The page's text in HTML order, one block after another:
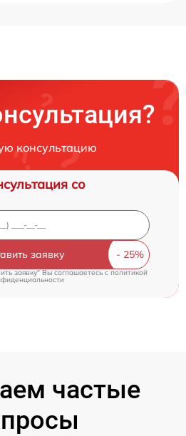
консультацию
со
заявку
заявку" Вы соглашаетесь cполитикой
частые